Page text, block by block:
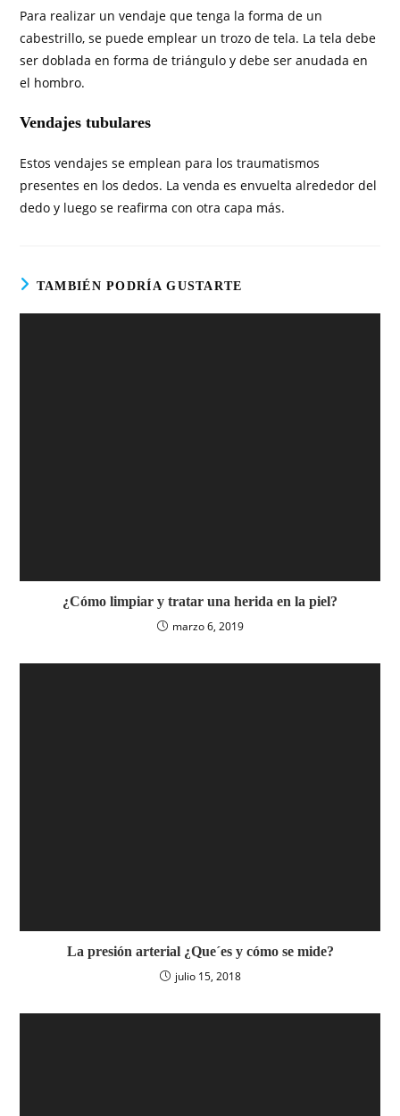
Para realizar un vendaje que tenga la forma de un
cabestrillo, se puede emplear un trozo de tela. La tela debe
ser doblada en forma de triángulo y debe ser anudada en
el hombro.
Vendajes tubulares
Estos vendajes se emplean para los traumatismos
presentes en los dedos. La venda es envuelta alrededor del
dedo y luego se reafirma con otra capa más.
TAMBIÉN PODRÍA GUSTARTE
¿Cómo limpiar y tratar una herida en la piel?
marzo 6, 2019
La presión arterial ¿Que´es y cómo se mide?
julio 15, 2018